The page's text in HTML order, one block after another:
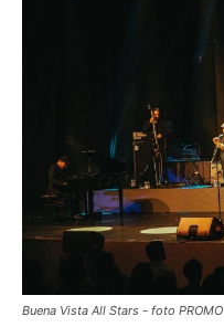
Buena Vista All Stars - foto PROMO